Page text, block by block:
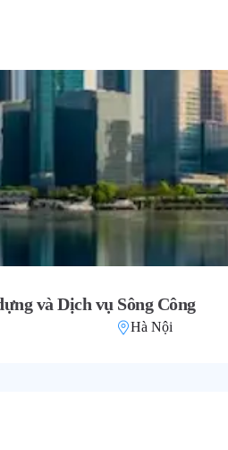
và Dịch vụ Sông Công
Hà Nội